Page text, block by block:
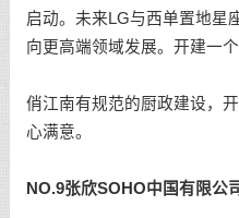
启动。未来LG与西单置地星
向更高端领域发展。开建一
俏江南有规范的厨政建设，
心满意。
NO.9张欣SOHO中国有限公